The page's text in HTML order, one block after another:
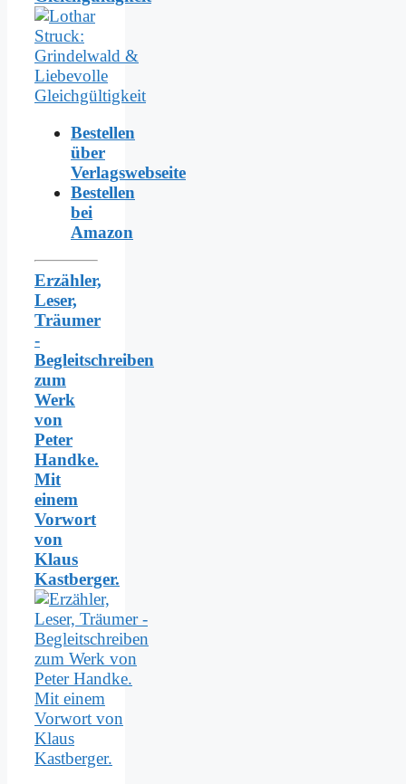
Bestellen
über
Verlagswebseite
Bestellen
bei
Amazon
Erzähler,
Leser,
Träumer
-
Begleitschreiben
zum
Werk
von
Peter
Handke.
Mit
einem
Vorwort
von
Klaus
Kastberger.